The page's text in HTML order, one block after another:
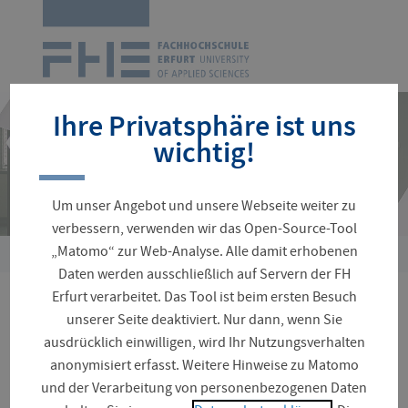
überspringen
Sie
sind
hier:
Praxisnahe Vertiefung im
Studium
Ihre Privatsphäre ist uns
wichtig!
Um unser Angebot und unsere Webseite weiter zu
verbessern, verwenden wir das Open-Source-Tool
„Matomo“ zur Web-Analyse. Alle damit erhobenen
Daten werden ausschließlich auf Servern der FH
Erfurt verarbeitet. Das Tool ist beim ersten Besuch
unserer Seite deaktiviert. Nur dann, wenn Sie
ausdrücklich einwilligen, wird Ihr Nutzungsverhalten
anonymisiert erfasst. Weitere Hinweise zu Matomo
und der Verarbeitung von personenbezogenen Daten